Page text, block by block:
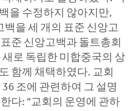
을 수정하지 않아지만,
을 세 개의 표준 신앙고
준 신앙고백과 돌트총회
로 독립한 미합중국의 상
함께 채택하였다. 교회
조에 관련하여 그 설명
다: “교회의 운영에 관하